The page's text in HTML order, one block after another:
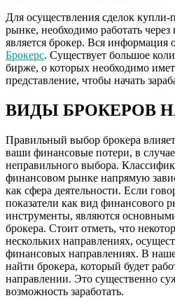
Для осуществления сделок
рынке, необходимо работать
является брокер. Вся информация
Брокерс. Существует большое
бирже, о которых необходимо
представление, чтобы начать
ВИДЫ БРОКЕРОВ
Правильный выбор брокера
ваши финансовые потери, в
неправильного выбора.
финансовом рынке напрямую
как сфера деятельности. Если
показатели как вид финансового
инструменты, являются
брокера. Стоит отметь, что
нескольких направлениях,
финансовых направлениях. В
найти брокера, который будет
направлении. Это существенно
возможность заработать.